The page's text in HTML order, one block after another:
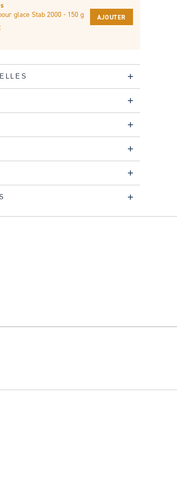
glace Stab 2000 - 150 g
AJOUTER